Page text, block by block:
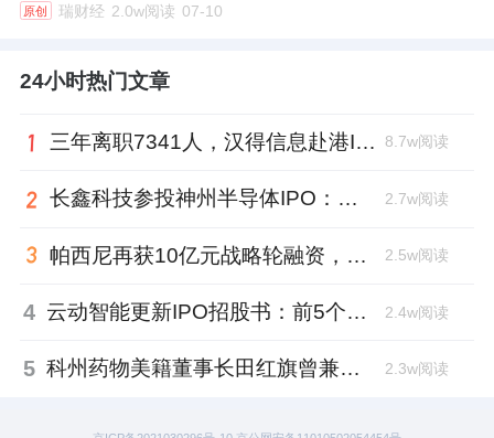
原创 瑞财经 2.0w阅读 07-10
24小时热门文章
三年离职7341人，汉得信息赴港IPO前欠缴社保1.55亿元 8.7w阅读
长鑫科技参投神州半导体IPO：朱培文、陈觉晓变现2.6亿，董秘和保荐人有旧 2.7w阅读
帕西尼再获10亿元战略轮融资，注册地从深圳迁至北京 2.5w阅读
4 云动智能更新IPO招股书：前5个月扭亏为盈，董事长李巍去年降薪近两成 2.4w阅读
5 科州药物美籍董事长田红旗曾兼职放射所，被问询核心技术是否清晰 2.3w阅读